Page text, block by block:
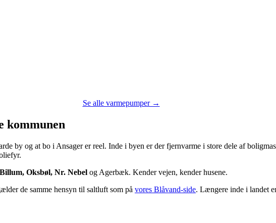
Se alle varmepumper →
kommunen
by og at bo i Ansager er reel. Inde i byen er der fjernvarme i store dele af
Oksbøl, Nr. Nebel og Agerbæk. Kender vejen, kender husene.
de samme hensyn til saltluft som på vores Blåvand-side. Længere inde i landet